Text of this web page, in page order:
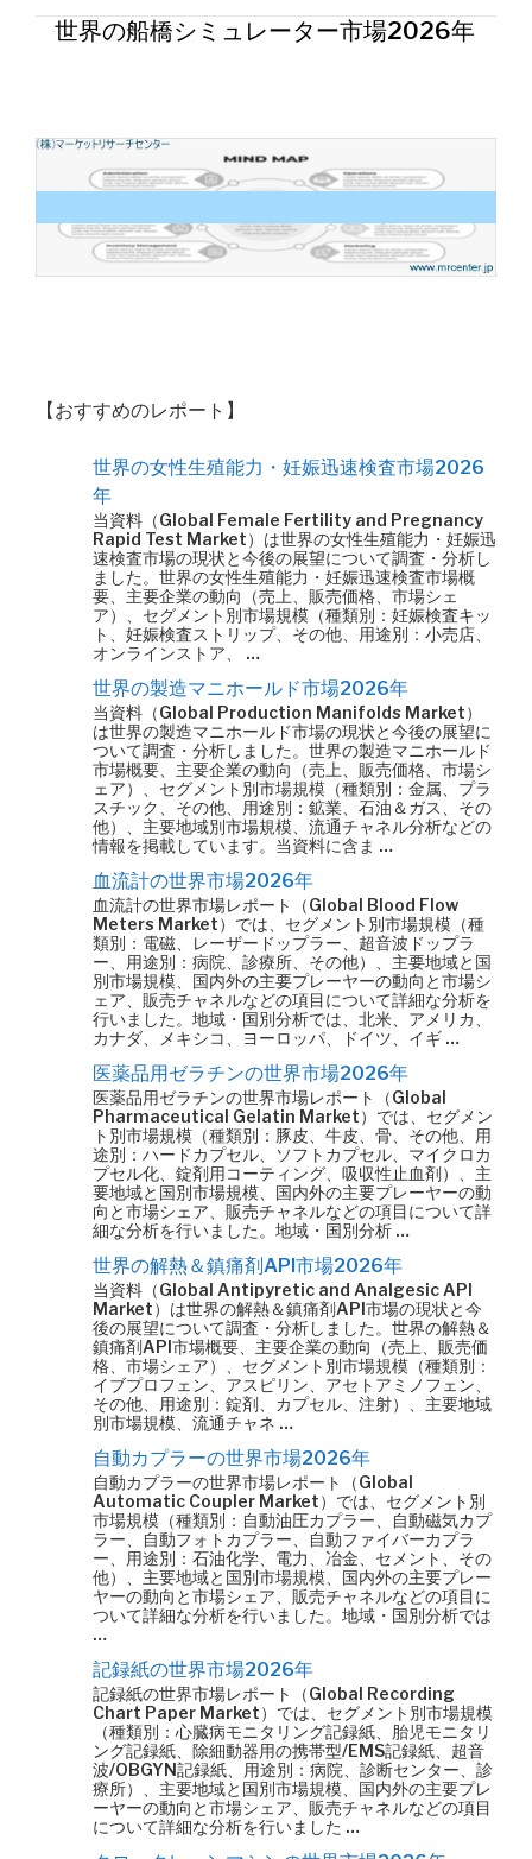
世界の船橋シミュレーター市場2026年
【おすすめのレポート】
世界の女性生殖能力・妊娠迅速検査市場2026
年
当資料（Global Female Fertility and Pregnancy
Rapid Test Market）は世界の女性生殖能力・妊娠迅
速検査市場の現状と今後の展望について調査・分析し
ました。世界の女性生殖能力・妊娠迅速検査市場概
要、主要企業の動向（売上、販売価格、市場シェ
ア）、セグメント別市場規模（種類別：妊娠検査キッ
ト、妊娠検査ストリップ、その他、用途別：小売店、
オンラインストア、 …
世界の製造マニホールド市場2026年
当資料（Global Production Manifolds Market）
は世界の製造マニホールド市場の現状と今後の展望に
ついて調査・分析しました。世界の製造マニホールド
市場概要、主要企業の動向（売上、販売価格、市場シ
ェア）、セグメント別市場規模（種類別：金属、プラ
スチック、その他、用途別：鉱業、石油＆ガス、その
他）、主要地域別市場規模、流通チャネル分析などの
情報を掲載しています。当資料に含ま …
血流計の世界市場2026年
血流計の世界市場レポート（Global Blood Flow
Meters Market）では、セグメント別市場規模（種
類別：電磁、レーザードップラー、超音波ドップラ
ー、用途別：病院、診療所、その他）、主要地域と国
別市場規模、国内外の主要プレーヤーの動向と市場シ
ェア、販売チャネルなどの項目について詳細な分析を
行いました。地域・国別分析では、北米、アメリカ、
カナダ、メキシコ、ヨーロッパ、ドイツ、イギ …
医薬品用ゼラチンの世界市場2026年
医薬品用ゼラチンの世界市場レポート（Global
Pharmaceutical Gelatin Market）では、セグメン
ト別市場規模（種類別：豚皮、牛皮、骨、その他、用
途別：ハードカプセル、ソフトカプセル、マイクロカ
プセル化、錠剤用コーティング、吸収性止血剤）、主
要地域と国別市場規模、国内外の主要プレーヤーの動
向と市場シェア、販売チャネルなどの項目について詳
細な分析を行いました。地域・国別分析 …
世界の解熱＆鎮痛剤API市場2026年
当資料（Global Antipyretic and Analgesic API
Market）は世界の解熱＆鎮痛剤API市場の現状と今
後の展望について調査・分析しました。世界の解熱＆
鎮痛剤API市場概要、主要企業の動向（売上、販売価
格、市場シェア）、セグメント別市場規模（種類別：
イブプロフェン、アスピリン、アセトアミノフェン、
その他、用途別：錠剤、カプセル、注射）、主要地域
別市場規模、流通チャネ …
自動カプラーの世界市場2026年
自動カプラーの世界市場レポート（Global
Automatic Coupler Market）では、セグメント別
市場規模（種類別：自動油圧カプラー、自動磁気カプ
ラー、自動フォトカプラー、自動ファイバーカプラ
ー、用途別：石油化学、電力、冶金、セメント、その
他）、主要地域と国別市場規模、国内外の主要プレー
ヤーの動向と市場シェア、販売チャネルなどの項目に
ついて詳細な分析を行いました。地域・国別分析では
…
記録紙の世界市場2026年
記録紙の世界市場レポート（Global Recording
Chart Paper Market）では、セグメント別市場規模
（種類別：心臓病モニタリング記録紙、胎児モニタリ
ング記録紙、除細動器用の携帯型/EMS記録紙、超音
波/OBGYN記録紙、用途別：病院、診断センター、診
療所）、主要地域と国別市場規模、国内外の主要プレ
ーヤーの動向と市場シェア、販売チャネルなどの項目
について詳細な分析を行いました …